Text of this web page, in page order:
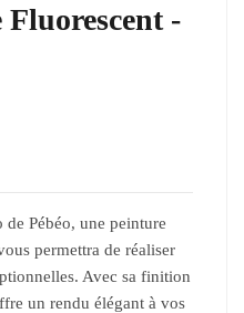
-
Pébéo, une peinture
permettra de réaliser
Avec sa finition
un rendu élégant à vos